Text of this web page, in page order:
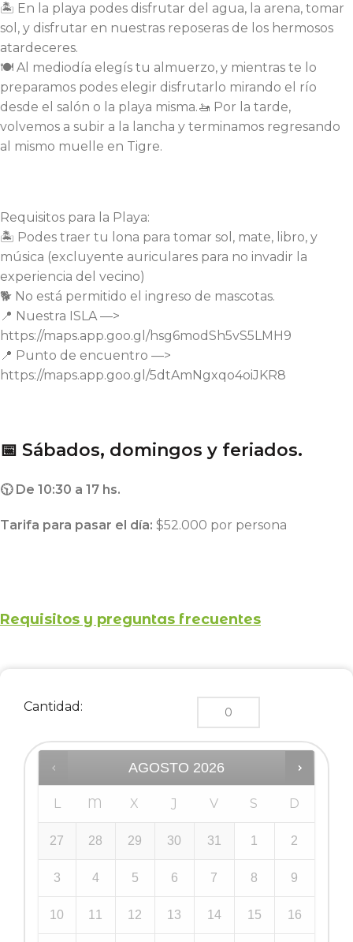
🏝️ En la playa podes disfrutar del agua, la arena, tomar
sol, y disfrutar en nuestras reposeras de los hermosos
atardeceres.
🍽️ Al mediodía elegís tu almuerzo, y mientras te lo
preparamos podes elegir disfrutarlo mirando el río
desde el salón o la playa misma.🚤 Por la tarde,
volvemos a subir a la lancha y terminamos regresando
al mismo muelle en Tigre.
Requisitos para la Playa:
🏝️ Podes traer tu lona para tomar sol, mate, libro, y
música (excluyente auriculares para no invadir la
experiencia del vecino)
🐕 No está permitido el ingreso de mascotas.
📍 Nuestra ISLA —>
https://maps.app.goo.gl/hsg6modSh5vS5LMH9
📍 Punto de encuentro —>
https://maps.app.goo.gl/5dtAmNgxqo4oiJKR8
📅 Sábados, domingos y feriados.
🕥 De 10:30 a 17 hs.
Tarifa para pasar el día: $52.000 por persona
Requisitos y preguntas frecuentes
Cantidad:
AGOSTO 2026
L M X J V S D
27 28 29 30 31 1 2
3 4 5 6 7 8 9
10 11 12 13 14 15 16